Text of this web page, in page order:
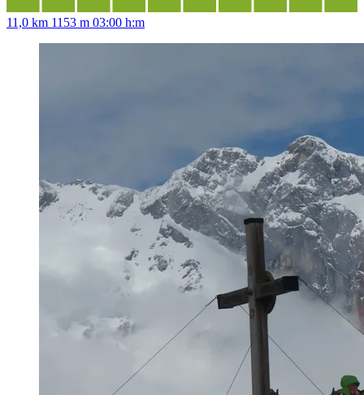
11,0 km 1153 m 03:00 h:m